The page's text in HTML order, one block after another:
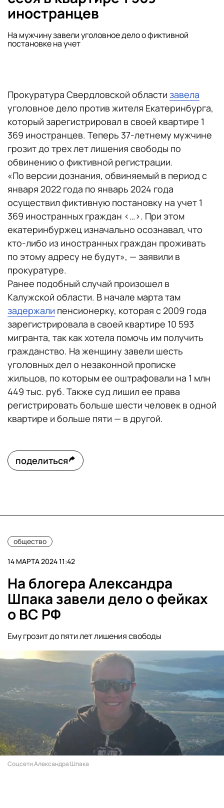
иностранцев
На мужчину завели уголовное дело о фиктивной
постановке на учет
Прокуратура Свердловской области завела
уголовное дело против жителя Екатеринбурга,
который зарегистрировал в своей квартире 1
369 иностранцев. Теперь 37-летнему мужчине
грозит до трех лет лишения свободы по
обвинению о фиктивной регистрации.
«По версии дознания, обвиняемый в период с
января 2022 года по январь 2024 года
осуществил фиктивную постановку на учет 1
369 иностранных граждан <…>. При этом
екатеринбуржец изначально осознавал, что
кто-либо из иностранных граждан проживать
по этому адресу не будут», — заявили в
прокуратуре.
Ранее подобный случай произошел в
Калужской области. В начале марта там
задержали пенсионерку, которая с 2009 года
зарегистрировала в своей квартире 10 593
мигранта, так как хотела помочь им получить
гражданство. На женщину завели шесть
уголовных дел о незаконной прописке
жильцов, по которым ее оштрафовали на 1 млн
449 тыс. руб. Также суд лишил ее права
регистрировать больше шести человек в одной
квартире и больше пяти — в другой.
поделиться
общество
14 МАРТА 2024 11:42
На блогера Александра
Шпака завели дело о фейках
о ВС РФ
Ему грозит до пяти лет лишения свободы
Соцсети Александра Шпака